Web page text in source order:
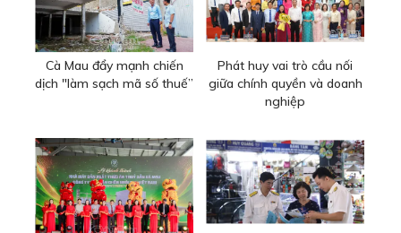
Cà Mau đẩy mạnh chiến
dịch "làm sạch mã số thuế”
Phát huy vai trò cầu nối
giữa chính quyền và doanh
nghiệp